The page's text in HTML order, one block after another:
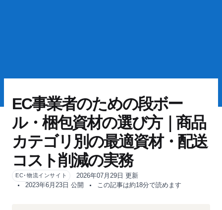
EC事業者のための段ボー
ル・梱包資材の選び方｜商品
カテゴリ別の最適資材・配送
コスト削減の実務
EC･物流インサイト
2026年07月29日 更新
2023年6月23日 公開
この記事は約18分で読めます